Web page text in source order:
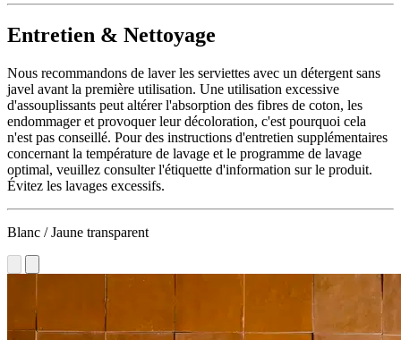
Entretien & Nettoyage
Nous recommandons de laver les serviettes avec un détergent sans
javel avant la première utilisation. Une utilisation excessive
d'assouplissants peut altérer l'absorption des fibres de coton, les
endommager et provoquer leur décoloration, c'est pourquoi cela
n'est pas conseillé. Pour des instructions d'entretien supplémentaires
concernant la température de lavage et le programme de lavage
optimal, veuillez consulter l'étiquette d'information sur le produit.
Évitez les lavages excessifs.
Blanc / Jaune transparent